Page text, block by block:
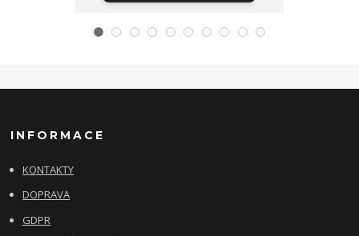
INFORMACE
KONTAKTY
DOPRAVA
GDPR